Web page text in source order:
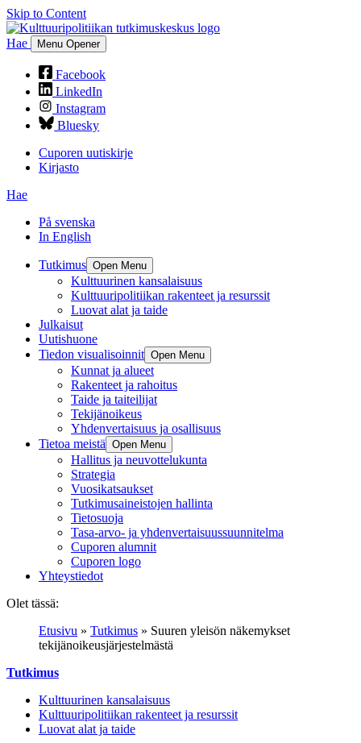
Skip to Content
Hae Menu Opener
Facebook
LinkedIn
Instagram
Bluesky
Cuporen uutiskirje
Kirjasto
Hae
På svenska
In English
Tutkimus Open Menu
Kulttuurinen kansalaisuus
Kulttuuripolitiikan rakenteet ja resurssit
Luovat alat ja taide
Julkaisut
Uutishuone
Tiedon visualisoinnit Open Menu
Kunnat ja alueet
Rakenteet ja rahoitus
Taide ja taiteilijat
Tekijänoikeus
Yhdenvertaisuus ja osallisuus
Tietoa meistä Open Menu
Hallitus ja neuvottelukunta
Strategia
Vuosikatsaukset
Tutkimusaineistojen hallinta
Tietosuoja
Tasa-arvo- ja yhdenvertaisuussuunnitelma
Cuporen alumnit
Cuporen logo
Yhteystiedot
Olet tässä:
Etusivu » Tutkimus » Suuren yleisön näkemykset
tekijänoikeusjärjestelmästä
Tutkimus
Kulttuurinen kansalaisuus
Kulttuuripolitiikan rakenteet ja resurssit
Luovat alat ja taide